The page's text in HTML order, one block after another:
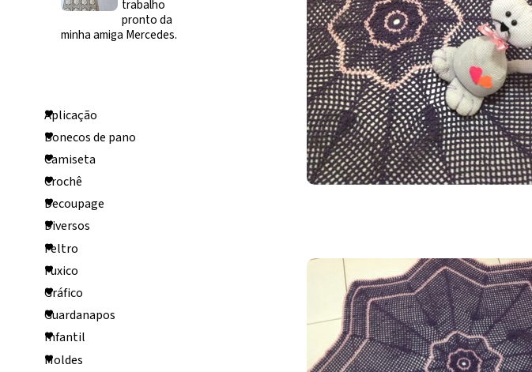
trabalho
pronto da
minha amiga Mercedes.
Aplicação
Bonecos de pano
Camiseta
Crochê
Decoupage
Diversos
Feltro
Fuxico
Gráfico
Guardanapos
Infantil
Moldes